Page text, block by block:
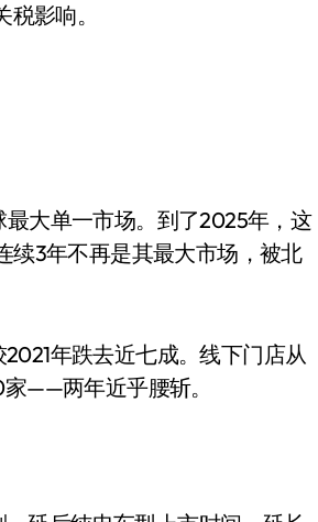
影响。
大单一市场。到了2025年，这
续3年不再是其最大市场，被北
年跌去近七成。线下门店从
——两年近乎腰斩。